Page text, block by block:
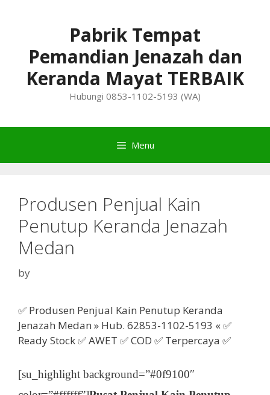
Pabrik Tempat
Pemandian Jenazah dan
Keranda Mayat TERBAIK
Hubungi 0853-1102-5193 (WA)
Menu
Produsen Penjual Kain
Penutup Keranda Jenazah
Medan
by
✅ Produsen Penjual Kain Penutup Keranda
Jenazah Medan » Hub. 62853-1102-5193 « ✅
Ready Stock ✅ AWET ✅ COD ✅ Terpercaya ✅
[su_highlight background=”#0f9100″